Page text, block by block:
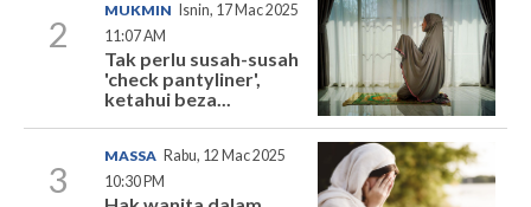
2
MUKMIN
Isnin, 17 Mac 2025
11:07 AM
Tak perlu susah-susah
'check pantyliner',
ketahui beza...
3
MASSA Rabu, 12 Mac 2025
10:30 PM